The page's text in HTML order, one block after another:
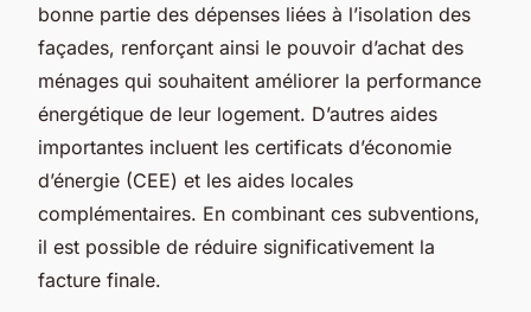
bonne partie des dépenses liées à l’isolation des
façades, renforçant ainsi le pouvoir d’achat des
ménages qui souhaitent améliorer la performance
énergétique de leur logement. D’autres aides
importantes incluent les certificats d’économie
d’énergie (CEE) et les aides locales
complémentaires. En combinant ces subventions,
il est possible de réduire significativement la
facture finale.